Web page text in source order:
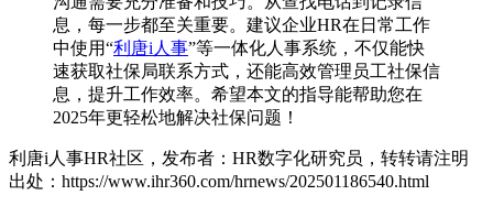
息，每一步都至关重要。建议企业HR在日常工作
中使用“利唐i人事”等一体化人事系统，不仅能快
速获取社保局联系方式，还能高效管理员工社保信
息，提升工作效率。希望本文的指导能帮助您在
2025年更轻松地解决社保问题！
利唐i人事HR社区，发布者：HR数字化研究员，转转请注明
出处： https://www.ihr360.com/hrnews/202501186540.html